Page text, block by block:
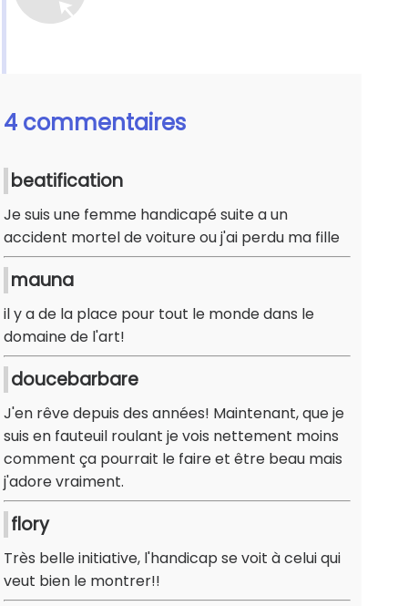
4 commentaires
beatification
Je suis une femme handicapé suite a un
accident mortel de voiture ou j'ai perdu ma fille
mauna
il y a de la place pour tout le monde dans le
domaine de l'art!
doucebarbare
J'en rêve depuis des années! Maintenant, que je
suis en fauteuil roulant je vois nettement moins
comment ça pourrait le faire et être beau mais
j'adore vraiment.
flory
Très belle initiative, l'handicap se voit à celui qui
veut bien le montrer!!